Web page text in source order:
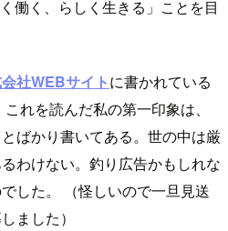
働く、らしく生きる」ことを目
社WEBサイトに書かれている
れを読んだ私の第一印象は、
ばかり書いてある。世の中は厳
わけない。釣り広告かもしれな
した。 （怪しいので一旦見送
ました）